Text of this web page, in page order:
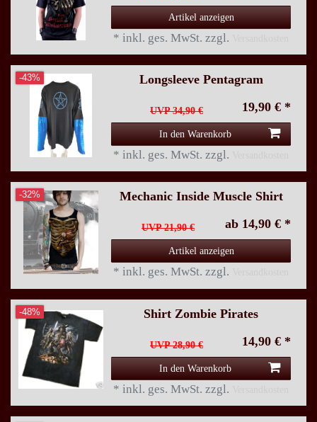
Artikel anzeigen
* inkl. ges. MwSt. zzgl.
-43% Longsleeve Pentagram
UVP 34,90 € 19,90 € *
In den Warenkorb
* inkl. ges. MwSt. zzgl.
-32% Mechanic Inside Muscle Shirt
UVP 21,90 € ab 14,90 € *
Artikel anzeigen
* inkl. ges. MwSt. zzgl.
-48% Shirt Zombie Pirates
UVP 28,90 € 14,90 € *
In den Warenkorb
* inkl. ges. MwSt. zzgl.